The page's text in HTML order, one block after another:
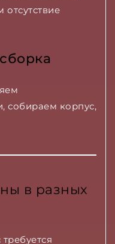
собираем корпус,
в разных
требуется